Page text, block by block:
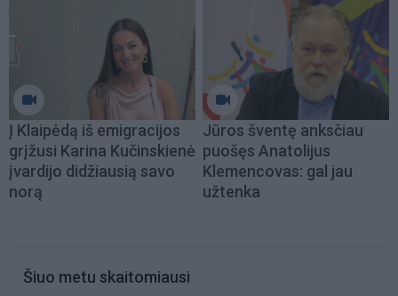
Į Klaipėdą iš emigracijos
grįžusi Karina Kučinskienė
įvardijo didžiausią savo
norą
Jūros šventę anksčiau
puošęs Anatolijus
Klemencovas: gal jau
užtenka
Šiuo metu skaitomiausi